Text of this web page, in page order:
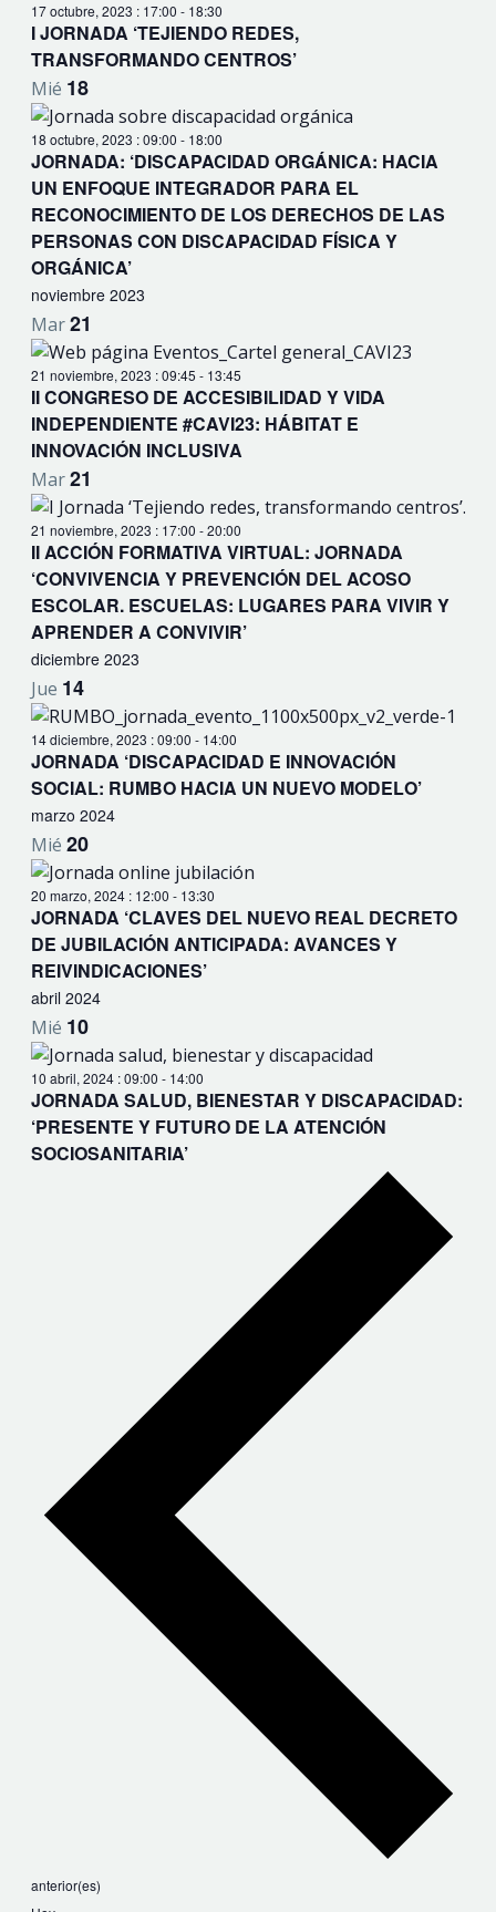
17 octubre, 2023 : 17:00 - 18:30
I JORNADA ‘TEJIENDO REDES,
TRANSFORMANDO CENTROS’
Mié 18
18 octubre, 2023 : 09:00 - 18:00
JORNADA: ‘DISCAPACIDAD ORGÁNICA: HACIA
UN ENFOQUE INTEGRADOR PARA EL
RECONOCIMIENTO DE LOS DERECHOS DE LAS
PERSONAS CON DISCAPACIDAD FÍSICA Y
ORGÁNICA’
noviembre 2023
Mar21
21 noviembre, 2023 : 09:45 - 13:45
II CONGRESO DE ACCESIBILIDAD Y VIDA
INDEPENDIENTE #CAVI23: HÁBITAT E
INNOVACIÓN INCLUSIVA
Mar21
21 noviembre, 2023 : 17:00 -20:00
II ACCIÓN FORMATIVA VIRTUAL: JORNADA
‘CONVIVENCIA Y PREVENCIÓN DEL ACOSO
ESCOLAR. ESCUELAS: LUGARES PARA VIVIR Y
APRENDER A CONVIVIR’
diciembre 2023
Jue 14
14 diciembre, 2023 : 09:00 - 14:00
JORNADA ‘DISCAPACIDAD E INNOVACIÓN
SOCIAL: RUMBO HACIA UN NUEVO MODELO’
marzo 2024
Mié 20
20 marzo, 2024 : 12:00 - 13:30
JORNADA ‘CLAVES DEL NUEVO REAL DECRETO
DE JUBILACIÓN ANTICIPADA: AVANCES Y
REIVINDICACIONES’
abril 2024
Mié 10
10 abril, 2024 : 09:00 - 14:00
JORNADA SALUD, BIENESTAR Y DISCAPACIDAD:
‘PRESENTE Y FUTURO DE LA ATENCIÓN
SOCIOSANITARIA’
Eventos
anterior(es)